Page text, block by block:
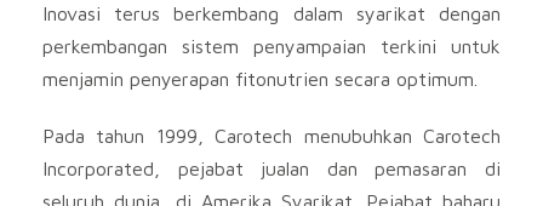
Inovasi terus berkembang dalam syarikat dengan
perkembangan sistem penyampaian terkini untuk
menjamin penyerapan fitonutrien secara optimum.
Pada tahun 1999, Carotech menubuhkan Carotech
Incorporated, pejabat jualan dan pemasaran di
seluruh dunia, di Amerika Syarikat. Pejabat baharu